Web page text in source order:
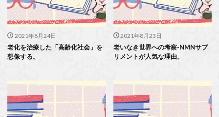
2021年8月24日
老化を治療した「高齢化社会」を
想像する。
2021年8月23日
老いなき世界への考察-NMNサプ
リメントが人気な理由。